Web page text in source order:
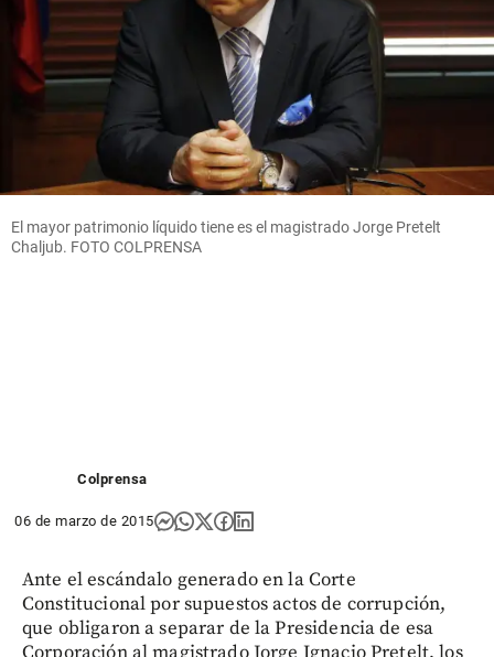
El mayor patrimonio líquido tiene es el magistrado Jorge Pretelt
Chaljub. FOTO COLPRENSA
Colprensa
06 de marzo de 2015
Ante el escándalo generado en la Corte
Constitucional por supuestos actos de corrupción,
que obligaron a separar de la Presidencia de esa
Corporación al magistrado Jorge Ignacio Pretelt, los